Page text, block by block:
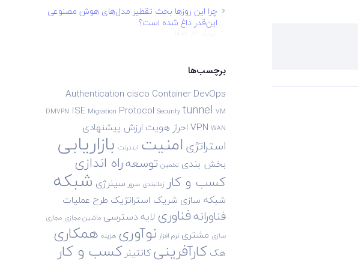
چرا این روزها بحث تقطیر مدل‌های هوش مصنوعی
این‌قدر داغ شده است؟
برچسب‌ها
Authentication cisco ContainerDevOps
DMVPN ISE Migration Protocol Security tunnel VM
VPN WAN احراز هویت ارزش پیشنهادی
استراتژی امنیت اینترنت بازاریابی
بخش بندی تخمین توسعهراه اندازی
کسب و کار زمانبندی سرور سینرژی شبکه
شبکه سازی شریک استراتژیک طرح عملیات
فناورانهفناوری لایه دسترسی ماشین مجازی مجازی
سازی مشتری نرم افزار نوآوری هزینه همکاری
هککارآفرینیکانتینر کسب و کار